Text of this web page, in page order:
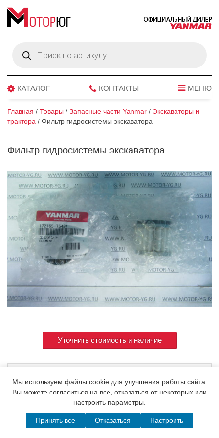
товаров
КАТАЛОГ КОНТАКТЫ МЕНЮ
Главная / Товары / Запасные части Yanmar / Экскаваторы и
трактора / Фильтр гидросистемы экскаватора
Фильтр гидросистемы экскаватора
Уточнить стоимость и наличие
© 2015. Все права защищены.Мотор-Юг
Написать в MAX Telegram WhatsApp Позвонить
Мы используем файлы cookie для улучшения работы сайта.
Вы можете согласиться на все, отказаться от некоторых или
настроить параметры.
Принять все Отказаться Настроить